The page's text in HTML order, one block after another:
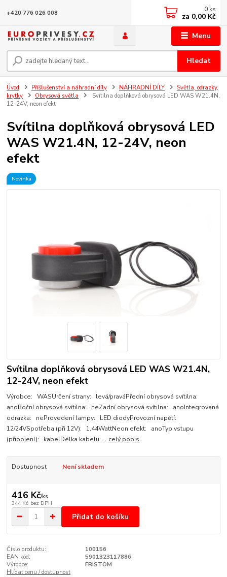
Menu
Hledat
+420 776 026 008 0 ks
za 0,00 Kč
Úvod Příšlušenství a náhradní díly NÁHRADNÍ DÍLY
Světla, odrazky,
krytky
Obrysová světla
Svítilna doplňková obrysová LED WAS W21.4N,
12-24V, neon efekt
Svítilna doplňková obrysová LED
WAS W21.4N, 12-24V, neon
efekt
Novinka
Svítilna doplňková obrysová LED WAS W21.4N,
12-24V, neon efekt
Výrobce: WASUrčení strany: levá/praváPřední obrysová svítilna:
anoBoční obrysová svítilna: neZadní obrysová svítilna: anoIntegrovaná
odrazka: neProvedení lampy: LED diodyProvozní napětí:
12/24VSpotřeba (při 12V): 1,44WattNeon efekt: anoTyp vstupu
(připojení): kabelDélka kabelu: ... celý popis
Dostupnost Není skladem
416 Kč/ks
344 Kč bez DPH
Přidat do košíku
Číslo produktu:
100156
EAN kód:
5901323117886
Výrobce:
FRISTOM
Hlídat cenu / dostupnost